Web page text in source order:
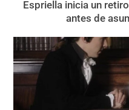
Espriella inicia un
antes de